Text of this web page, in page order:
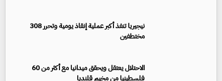
نيجيريا تنفذ أكبر عملية إنقاذ يومية وتحرر 308
مختطفين
الاحتلال يعتقل ويحقق ميدانيا مع أكثر من 60
فلسطينيا من مخيم قلنديا